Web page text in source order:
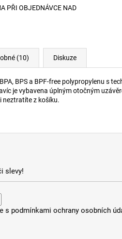
PŘI OBJEDNÁVCE NAD
(10) Diskuze
BPS a BPF-free polypropylenu s
je vybavena úplným otočným
neztratíte z košíku.
slevy!
s podmínkami ochrany osobních